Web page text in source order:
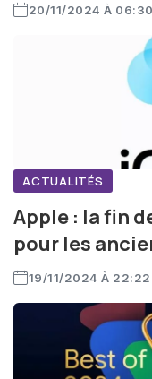
20/11/2024 À 06:30
ACTUALITÉS
Apple : la fin
pour les
19/11/2024 À 22:22